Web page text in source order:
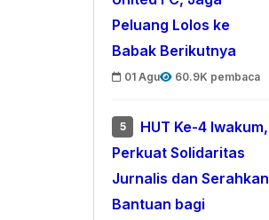
Peluang Lolos ke
Babak Berikutnya
01 Agu 60.9K pembaca
5
HUT Ke-4 Iwakum,
Perkuat Solidaritas
Jurnalis dan Serahkan
Bantuan bagi